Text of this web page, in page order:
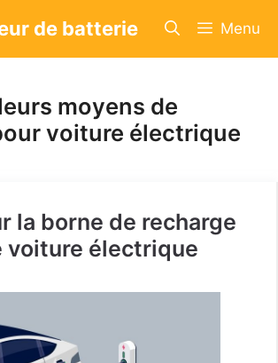
de batterie Menu
moyens de
voiture électrique
la borne de recharge
voiture électrique